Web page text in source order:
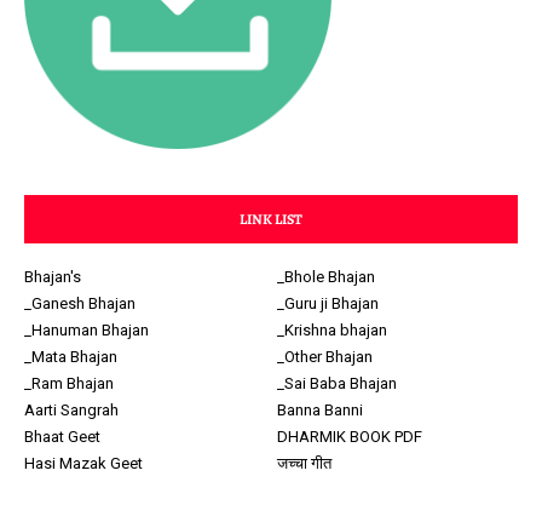
LINK LIST
Bhajan's
_Bhole Bhajan
_Ganesh Bhajan
_Guru ji Bhajan
_Hanuman Bhajan
_Krishna bhajan
_Mata Bhajan
_Other Bhajan
_Ram Bhajan
_Sai Baba Bhajan
Aarti Sangrah
Banna Banni
Bhaat Geet
DHARMIK BOOK PDF
Hasi Mazak Geet
जच्चा गीत